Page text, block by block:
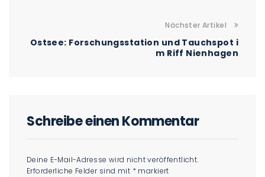
Nächster Artikel
Ostsee: Forschungsstation und Tauchspot i
m Riff Nienhagen
Schreibe einen Kommentar
Deine E-Mail-Adresse wird nicht veröffentlicht.
Erforderliche Felder sind mit * markiert